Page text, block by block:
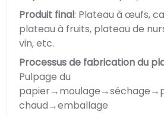
Produit final: Plateau à œufs,
plateau à fruits, plateau de
vin, etc.
Processus de fabrication du
Pulpage du
chaud→emballage